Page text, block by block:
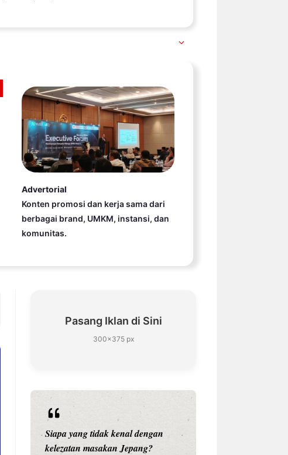
Advertorial
Konten promosi dan kerja sama dari
berbagai brand, UMKM, instansi, dan
komunitas.
Pasang Iklan di Sini
300×375 px
Siapa yang tidak kenal dengan
kelezatan masakan Jepang?